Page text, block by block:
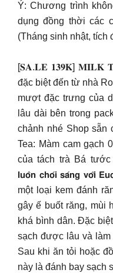
Ý: Chương trình
dụng đồng thời các
(Tháng sinh nhật, tích
[𝐒𝐀.𝐋𝐄 𝟏𝟑𝟗𝐊] 𝐌𝐈𝐋𝐊
đặc biệt đến từ nhà
mượt đặc trưng của
lâu dài bên trong
chảnh nhé Shop sẵn
Tea: Màm cam gạch
của tách trà Bá
𝗹𝘂𝗼̂𝗻 𝗰𝗵𝗼́𝗶 𝘀𝗮́𝗻𝗴 𝘃𝗼̛́𝗶
một loại kem đánh
gây ế buốt răng, mùi
khá bình dân. Đặc
sạch được lâu và
Sau khi ăn tỏi hoặc
này là đánh bay sạch